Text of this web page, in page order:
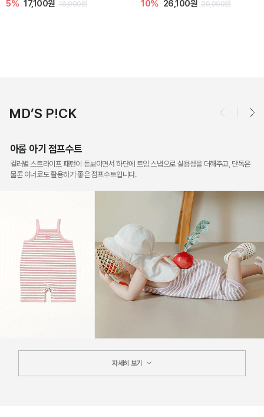
10% 30,600원 34,000원 20% 35,200원 44,000원
MD’S P!CK
아롬 아기 점프수트
컬러별 스트라이프 패턴이 돋보이면서 하단에 트임 스냅으로 실용성을 더해주고, 단독은
물론 이너로도 활용하기 좋은 점프수트입니다.
자세히 보기